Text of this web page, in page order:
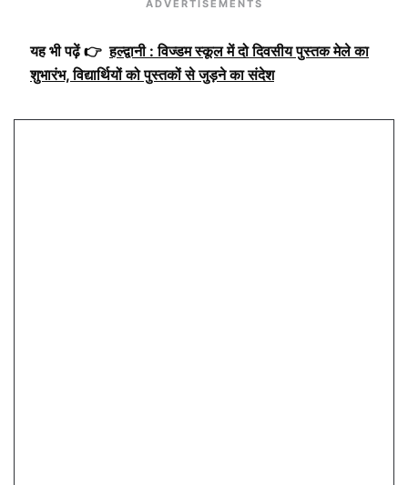
ADVERTISEMENTS
यह भी पढ़ें 👉 हल्द्वानी : विज्डम स्कूल में दो दिवसीय पुस्तक मेले का
शुभारंभ, विद्यार्थियों को पुस्तकों से जुड़ने का संदेश